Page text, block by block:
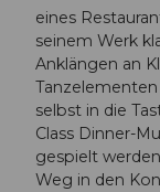
eines
seinem Werk
Anklängen an
selbst in die
Class Dinner-
gespielt
Weg in den